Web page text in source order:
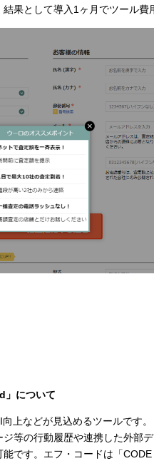
果として導入1ヶ月でツール費
」について
上などが見込めるツールです
等の行動履歴や連携した外部
です。エフ・コードは「